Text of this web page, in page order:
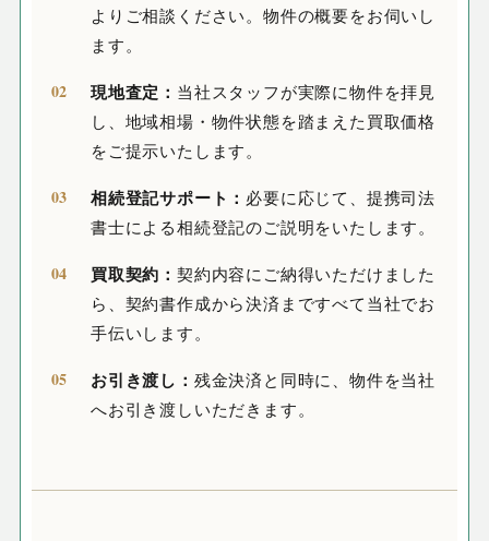
よりご相談ください。物件の概要をお伺いし
ます。
現地査定： 当社スタッフが実際に物件を拝見
し、地域相場・物件状態を踏まえた買取価格
をご提示いたします。
相続登記サポート： 必要に応じて、提携司法
書士による相続登記のご説明をいたします。
買取契約： 契約内容にご納得いただけました
ら、契約書作成から決済まですべて当社でお
手伝いします。
お引き渡し： 残金決済と同時に、物件を当社
へお引き渡しいただきます。